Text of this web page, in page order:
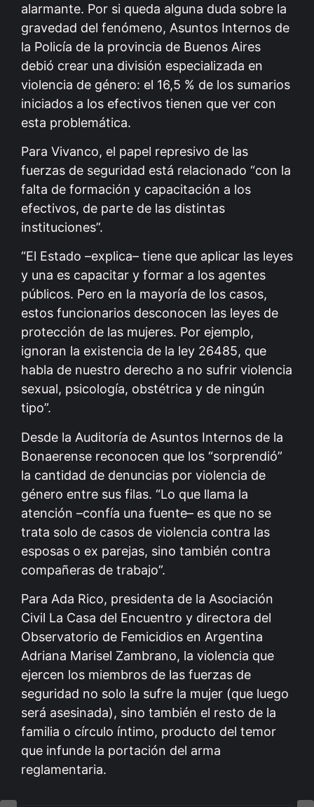
alarmante. Por si queda alguna duda sobre la
gravedad del fenómeno, Asuntos Internos de
la Policía de la provincia de Buenos Aires
debió crear una división especializada en
violencia de género: el 16,5 % de los sumarios
iniciados a los efectivos tienen que ver con
esta problemática.
Para Vivanco, el papel represivo de las
fuerzas de seguridad está relacionado “con la
falta de formación y capacitación a los
efectivos, de parte de las distintas
instituciones”.
“El Estado –explica– tiene que aplicar las leyes
y una es capacitar y formar a los agentes
públicos. Pero en la mayoría de los casos,
estos funcionarios desconocen las leyes de
protección de las mujeres. Por ejemplo,
ignoran la existencia de la ley 26485, que
habla de nuestro derecho a no sufrir violencia
sexual, psicología, obstétrica y de ningún
tipo”.
Desde la Auditoría de Asuntos Internos de la
Bonaerense reconocen que los “sorprendió”
la cantidad de denuncias por violencia de
género entre sus filas. “Lo que llama la
atención –confía una fuente– es que no se
trata solo de casos de violencia contra las
esposas o ex parejas, sino también contra
compañeras de trabajo”.
Para Ada Rico, presidenta de la Asociación
Civil La Casa del Encuentro y directora del
Observatorio de Femicidios en Argentina
Adriana Marisel Zambrano, la violencia que
ejercen los miembros de las fuerzas de
seguridad no solo la sufre la mujer (que luego
será asesinada), sino también el resto de la
familia o círculo íntimo, producto del temor
que infunde la portación del arma
reglamentaria.